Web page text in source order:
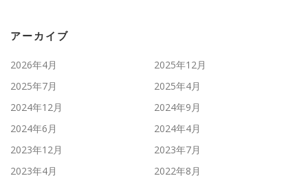
アーカイブ
2026年4月
2025年12月
2025年7月
2025年4月
2024年12月
2024年9月
2024年6月
2024年4月
2023年12月
2023年7月
2023年4月
2022年8月